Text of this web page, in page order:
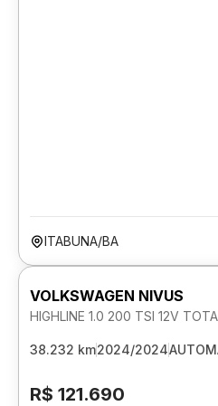
ITABUNA/BA
VOLKSWAGEN NIVUS
HIGHLINE 1.0 200 TSI 12V
38.232 km2024/2024
R$ 121.690